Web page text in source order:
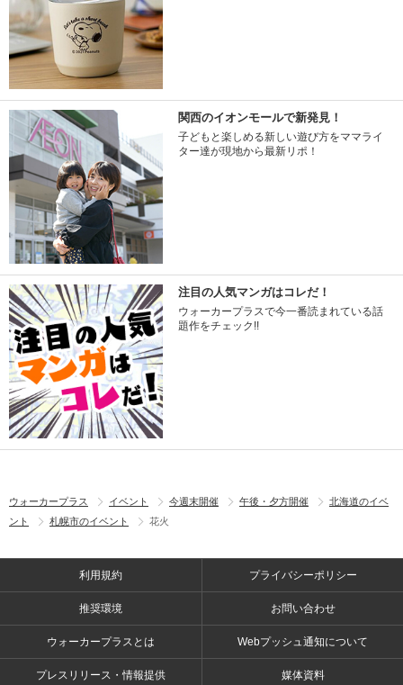
関西のイオンモールで新発見！
子どもと楽しめる新しい遊び方をママライ
ター達が現地から最新リポ！
注目の人気マンガはコレだ！
ウォーカープラスで今一番読まれている話
題作をチェック!!
ウォーカープラス イベント 今週末開催 午後・夕方開催
北海道のイベ
ント
札幌市のイベント 花火
利用規約 プライバシーポリシー
推奨環境 お問い合わせ
ウォーカープラスとは Webプッシュ通知について
プレスリリース・情報提供 媒体資料